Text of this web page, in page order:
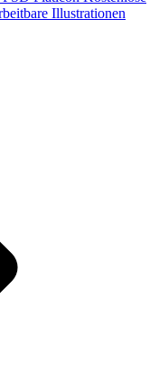
Illustrationen